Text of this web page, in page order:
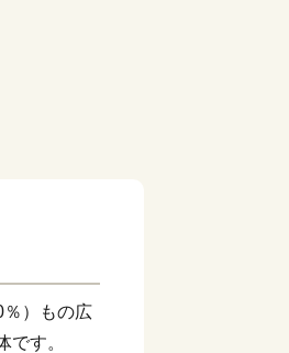
）もの広
す。